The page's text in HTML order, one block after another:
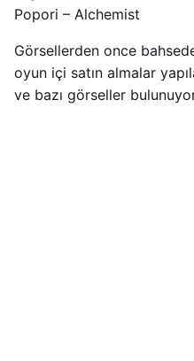
Popori – Alchemist
Görsellerden once
oyun içi satın almalar
ve bazı görseller